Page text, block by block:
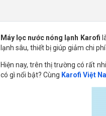
Máy lọc nước nóng lạnh Karofi
lạnh sâu, thiết bị giúp giảm chi
Hiện nay, trên thị trường có rất
có gì nổi bật? Cùng Karofi Việt